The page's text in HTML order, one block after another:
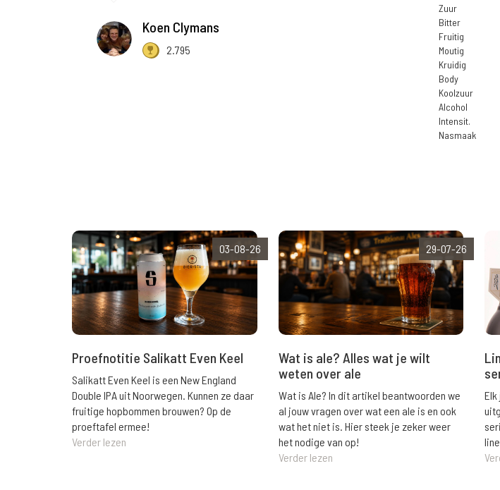
Koen Clymans
2.795
Zuur
Bitter
Fruitig
Moutig
Kruidig
Body
Koolzuur
Alcohol
Intensit.
Nasmaak
03-08-26
Proefnotitie Salikatt Even Keel
Salikatt Even Keel is een New England
Double IPA uit Noorwegen. Kunnen ze daar
fruitige hopbommen brouwen? Op de
proeftafel ermee!
Verder lezen
29-07-26
Wat is ale? Alles wat je wilt
weten over ale
Wat is Ale? In dit artikel beantwoorden we
al jouw vragen over wat een ale is en ook
wat het niet is. Hier steek je zeker weer
het nodige van op!
Verder lezen